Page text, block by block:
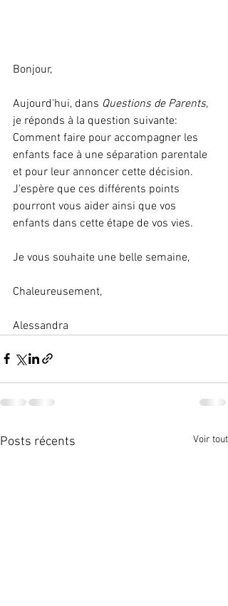
Bonjour,
Aujourd'hui, dans Questions de Parents,
je réponds à la question suivante:
Comment faire pour accompagner les
enfants face à une séparation parentale
et pour leur annoncer cette décision.
J'espère que ces différents points
pourront vous aider ainsi que vos
enfants dans cette étape de vos vies.
Je vous souhaite une belle semaine,
Chaleureusement,
Alessandra
Posts récents Voir tout